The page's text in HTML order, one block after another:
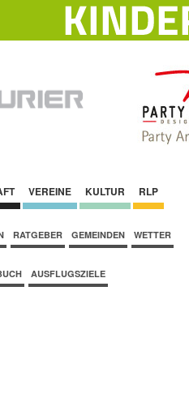
VEREINE KULTUR RLP
RATGEBER GEMEINDEN WETTER
AUSFLUGSZIELE